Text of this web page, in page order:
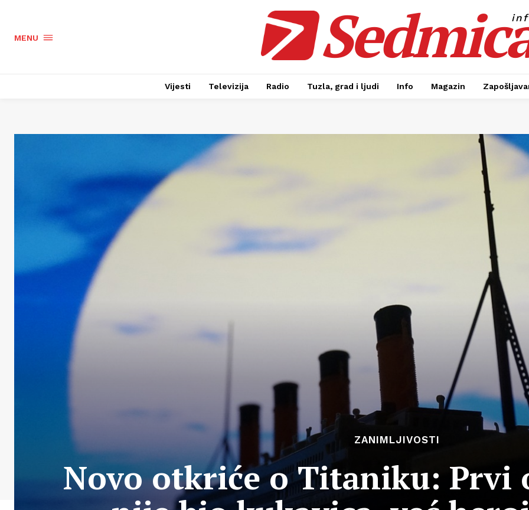
MENU
Vijesti Televizija Radio Tuzla, grad i ljudi Info Magazin
ZANIMLJIVOSTI
Novo otkriće o Titaniku: Prvi